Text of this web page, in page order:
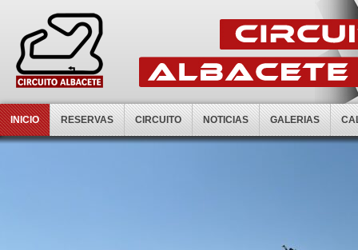
INICIO RESERVAS CIRCUITO NOTICIAS GALERIAS